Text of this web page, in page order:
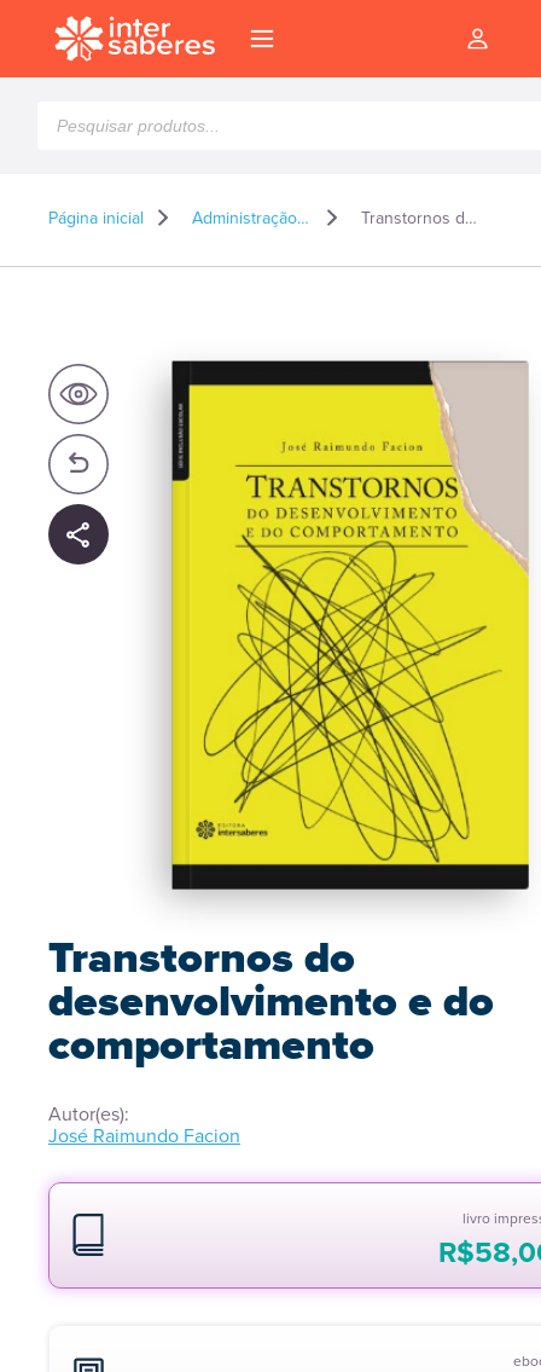
produtos
Página inicial Administração e Gestão Transtornos do desenvolvimento e do comportamento
Transtornos do
desenvolvimento e do
comportamento
Autor(es):
José Raimundo Facion
livro
R$